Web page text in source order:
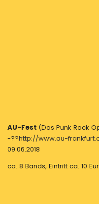
AU-Fest (Das Punk Rock
-??http://www.au-
09.06.2018
ca. 8 Bands, Eintritt ca. 10